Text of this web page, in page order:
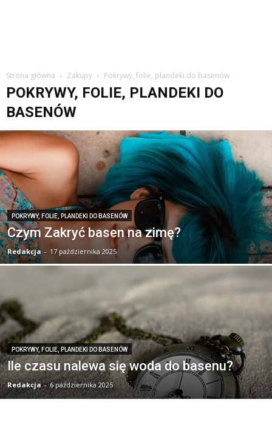
Strona główna Zakupy Pokrywy, folie, plandeki do basenów
POKRYWY, FOLIE, PLANDEKI DO
BASENÓW
POKRYWY, FOLIE, PLANDEKI DO BASENÓW
Czym Zakryć basen na zimę?
Redakcja - 17 października 2025
POKRYWY, FOLIE, PLANDEKI DO BASENÓW
Ile czasu nalewa się woda do basenu?
Redakcja - 6 października 2025